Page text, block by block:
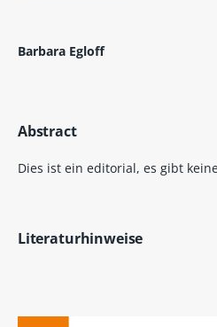
Barbara Egloff
Abstract
Dies ist ein editorial, es gibt
Literaturhinweise